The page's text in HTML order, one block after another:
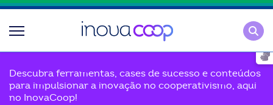
Descubra ferramentas, cases de sucesso e conteúdos
para impulsionar a inovação no cooperativismo, aqui
no InovaCoop!